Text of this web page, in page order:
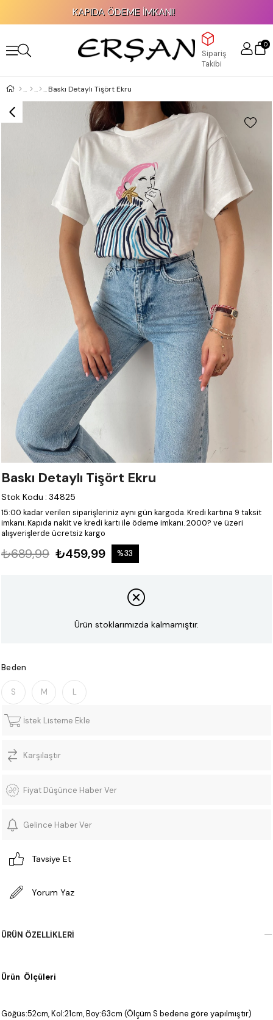
KAPIDA ÖDEME İMKANI!
Sipariş
Takibi
0
Baskı Detaylı Tişört Ekru
Baskı Detaylı Tişört Ekru
Stok Kodu : 34825
15:00 kadar verilen siparişleriniz aynı gün kargoda.Kredi kartına 9 taksit
imkanı.Kapıda nakit ve kredi kartı ile ödeme imkanı.2000? ve üzeri
alışverişlerde ücretsiz kargo
₺689,99 ₺459,99 %33
Ürün stoklarımızda kalmamıştır.
Beden
S M L
İstek Listeme Ekle
Karşılaştır
Fiyat Düşünce Haber Ver
Gelince Haber Ver
Tavsiye Et
Yorum Yaz
ÜRÜN ÖZELLIKLERI
Ürün Ölçüleri
Göğüs:52cm, Kol:21cm, Boy:63cm (Ölçüm S bedene göre yapılmıştır)